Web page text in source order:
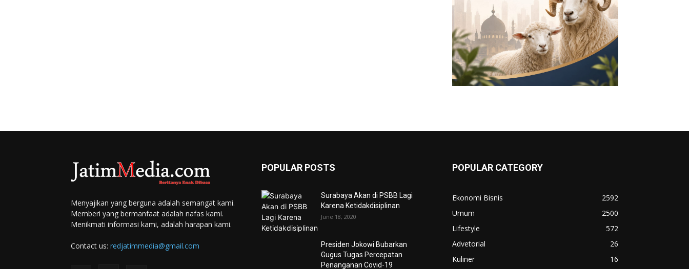
Menyajikan yang berguna adalah semangat kami.
Memberi yang bermanfaat adalah nafas kami.
Menikmati informasi kami, adalah harapan kami.
Contact us: redjatimmedia@gmail.com
POPULAR POSTS
Surabaya Akan di PSBB Lagi
Karena Ketidakdisiplinan
June 18, 2020
Presiden Jokowi Bubarkan
Gugus Tugas Percepatan
Penanganan Covid-19
POPULAR CATEGORY
Ekonomi Bisnis
2592
Umum
2500
Lifestyle
572
Advetorial
26
Kuliner
16